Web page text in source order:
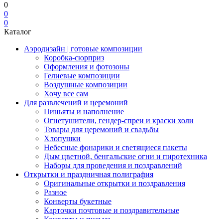
0
0
0
Каталог
Аэродизайн | готовые композиции
Коробка-сюрприз
Оформления и фотозоны
Гелиевые композиции
Воздушные композиции
Хочу все сам
Для развлечений и церемоний
Пиньяты и наполнение
Огнетушители, гендер-спреи и краски холи
Товары для церемоний и свадьбы
Хлопушки
Небесные фонарики и светящиеся пакеты
Дым цветной, бенгальские огни и пиротехника
Наборы для проведения и поздравлений
Открытки и праздничная полиграфия
Оригинальные открытки и поздравления
Разное
Конверты букетные
Карточки почтовые и поздравительные